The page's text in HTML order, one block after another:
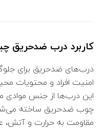
کاربرد درب ضدحریق
درب‌های ضدحریق برای
امنیت افراد و محتویات
این درب‌ها از جنس موادی
چوب ضدحریق ساخته
مقاومت به حرارت و آتش،